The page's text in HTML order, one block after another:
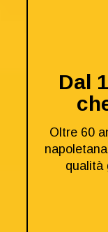
Dal
Oltre 60
qualità